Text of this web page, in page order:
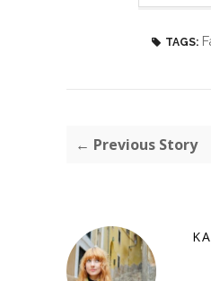
TAGS:
← Previous Story